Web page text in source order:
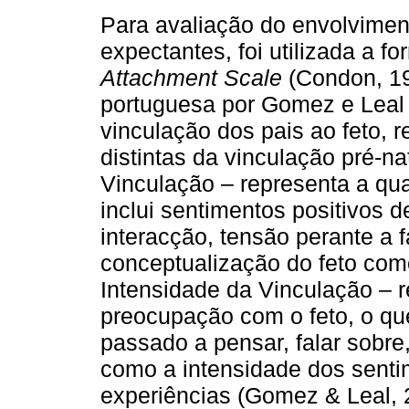
Para avaliação do
expectantes, foi utilizada a
Attachment Scale (Condon,
portuguesa por Gomez e
vinculação dos pais ao feto,
distintas da vin­culação pré-
Vinculação – representa a
inclui sentimentos positivos
interacção, tensão perante a
conceptualização do feto
Intensidade da Vinculação –
preocupação com o feto, o
passado a pensar, falar
como a in­tensidade dos
experiências (Gomez & Leal,